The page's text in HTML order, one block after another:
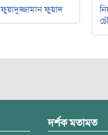
ফুয়াদুজ্জামান ফুয়াদ
দর্শক মতামত